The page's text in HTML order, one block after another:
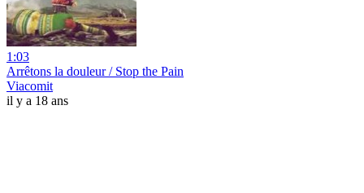
1:03
Arrêtons la douleur / Stop the Pain
Viacomit
il y a 18 ans